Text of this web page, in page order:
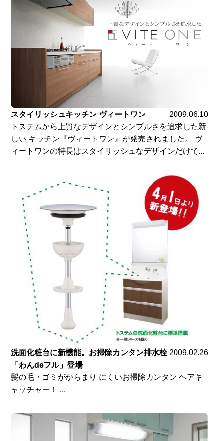
スタイリッシュキッチン ヴィートワン
2009.06.10
トステムから上質なデザインとシンプルさを追求した新
しい キッチン『ヴィートワン』が発売されました。 ヴ
ィートワンの特長はスタイリッシュなデザインだけで...
洗面化粧台に新機能。お掃除カンタン排水栓
「わんdeフル」登場
2009.02.26
髪の毛・ゴミがからまり にくいお掃除カンタン ヘアキ
ャッチャー！ ...